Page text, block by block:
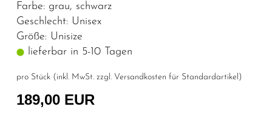
Farbe: grau, schwarz
Geschlecht: Unisex
Größe: Unisize
lieferbar in 5-10 Tagen
pro Stück (inkl. MwSt. zzgl. Versandkosten für Standardartikel )
189,00 EUR